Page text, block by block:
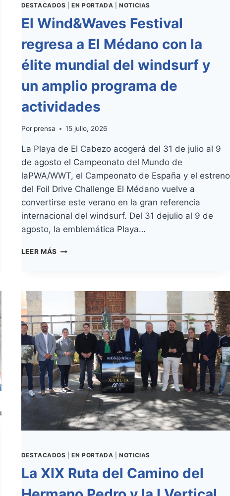
DESTACADOS |EN PORTADA |NOTICIAS
El Wind&Waves Festival
regresa a El Médano con la
élite mundial del windsurf y
un amplio programa de
actividades
Por prensa 15 julio, 2026
La Playa de El Cabezo acogerá del 31 de julio al 9
de agosto el Campeonato del Mundo de
laPWA/WWT, el Campeonato de España y el estreno
del Foil Drive Challenge El Médano vuelve a
convertirse este verano en la gran referencia
internacional del windsurf. Del 31 dejulio al 9 de
agosto, la emblemática Playa…
LEER MÁS EL
MÉDANO
CON
LA
ÉLITE
MUNDIAL
DEL
WINDSURF
Y
UN
AMPLIO
PROGRAMA
DE
DESTACADOS |EN PORTADA |NOTICIAS
La XIX Ruta del Camino del